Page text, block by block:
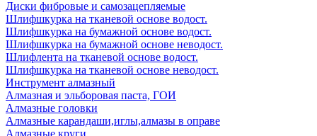
Диски фибровые и самозацепляемые
Шлифшкурка на тканевой основе водост.
Шлифшкурка на бумажной основе водост.
Шлифшкурка на бумажной основе неводост.
Шлифлента на тканевой основе водост.
Шлифшкурка на тканевой основе неводост.
Инструмент алмазный
Алмазная и эльборовая паста, ГОИ
Алмазные головки
Алмазные карандаши,иглы,алмазы в оправе
Алмазные круги